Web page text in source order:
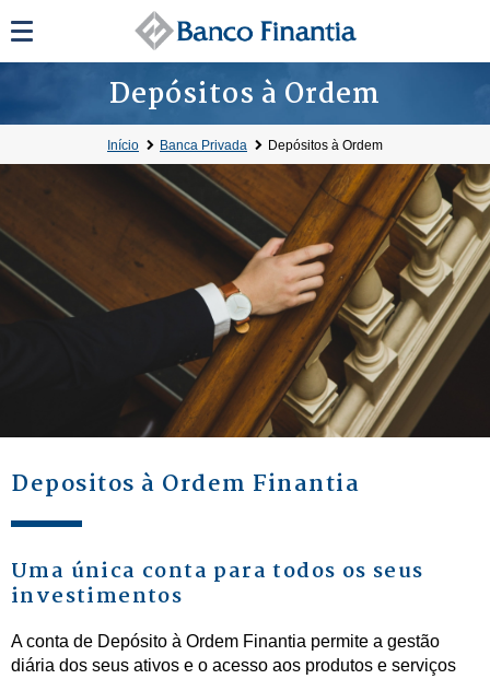
Depósitos à Ordem
Início Banca Privada Depósitos à Ordem
Depositos à Ordem Finantia
Uma única conta para todos os seus
investimentos
A conta de Depósito à Ordem Finantia permite a gestão
diária dos seus ativos e o acesso aos produtos e serviços